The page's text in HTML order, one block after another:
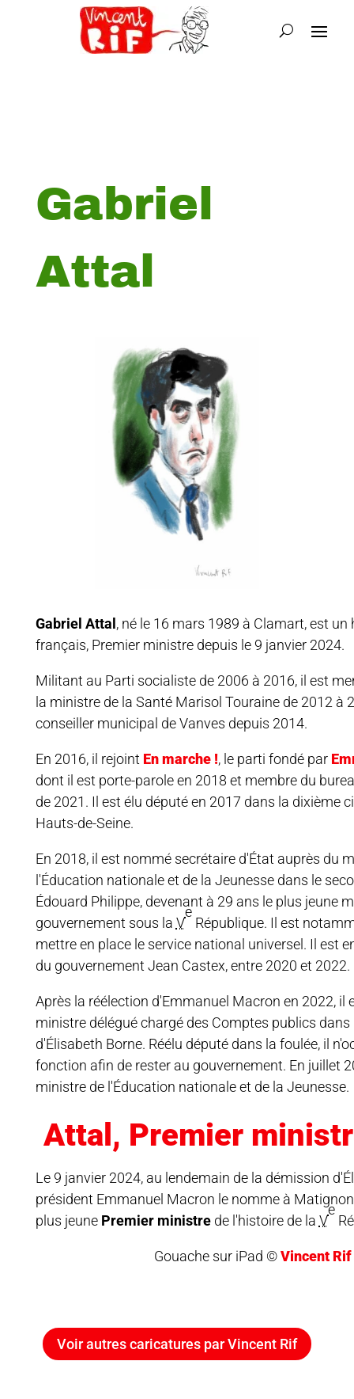
Gabriel
Attal
Gabriel Attal , né le 16 mars 1989 à Clamart, est un
français, Premier ministre depuis le 9 janvier 2024.
Militant au Parti socialiste de 2006 à 2016, il est
la ministre de la Santé Marisol Touraine de 2012 à
conseiller municipal de Vanves depuis 2014.
En 2016, il rejoint En marche !, le parti fondé par
dont il est porte-parole en 2018 et membre du
de 2021. Il est élu député en 2017 dans la dixième
Hauts-de-Seine.
En 2018, il est nommé secrétaire d'État auprès du
l'Éducation nationale et de la Jeunesse dans le
Édouard Philippe, devenant à 29 ans le plus jeune
gouvernement sous la V
e
République. Il est
mettre en place le service national universel. Il est
du gouvernement Jean Castex, entre 2020 et 2022.
Après la réélection d'Emmanuel Macron en 2022, il
ministre délégué chargé des Comptes publics
d'Élisabeth Borne. Réélu député dans la foulée, il
fonction afin de rester au gouvernement. En juillet
ministre de l'Éducation nationale et de la Jeunesse.
Attal, Premier
Le 9 janvier 2024, au lendemain de la démission
président Emmanuel Macron le nomme à
plus jeune Premier ministrede l'histoire de la V
e
Gouache sur iPad ©Vincent Rif
Voir autres caricatures par Vincent Rif